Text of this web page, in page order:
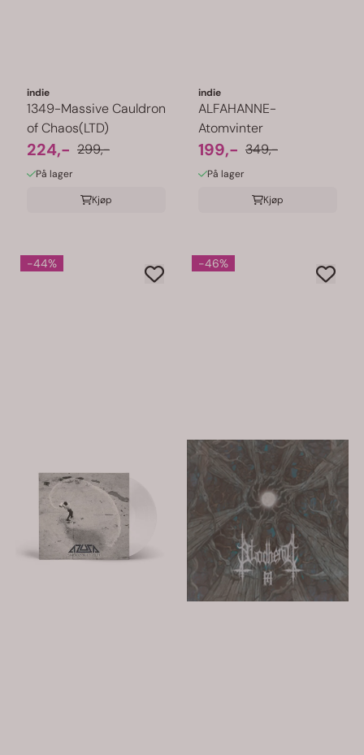
indie
1349-Massive Cauldron
of Chaos(LTD)
224,- 299,-
På lager
Kjøp
indie
ALFAHANNE-
Atomvinter
199,- 349,-
På lager
Kjøp
-44% -46%